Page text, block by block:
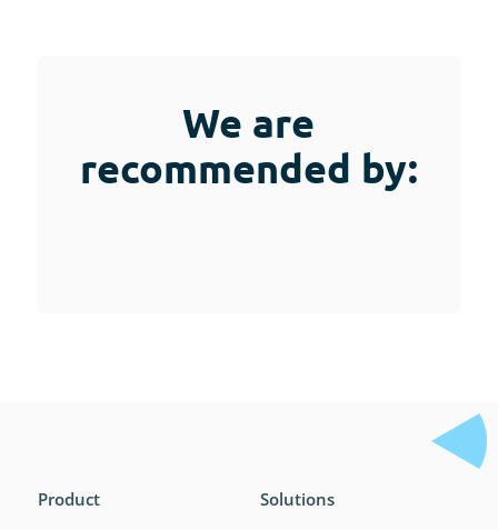
We are
recommended by:
Product Solutions